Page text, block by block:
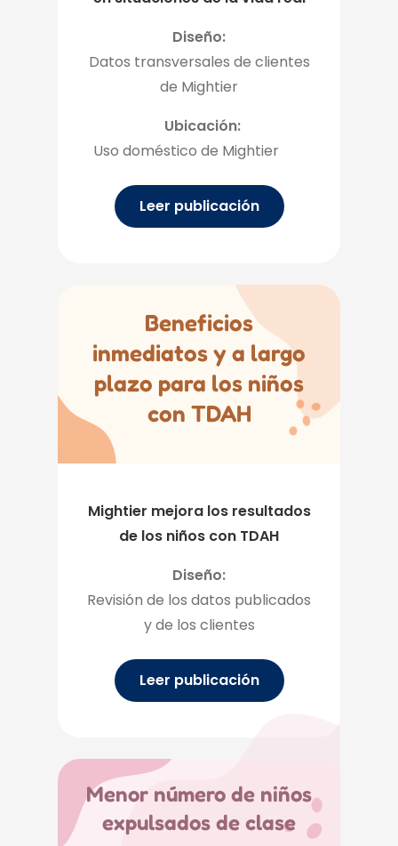
Diseño:
Datos transversales de clientes
de Mightier
Ubicación:
Uso doméstico de Mightier
Leer publicación
Beneficios
inmediatos y a largo
plazo para los niños
con TDAH
Mightier mejora los resultados
de los niños con TDAH
Diseño:
Revisión de los datos publicados
y de los clientes
Leer publicación
Menor número de niños
expulsados de clase